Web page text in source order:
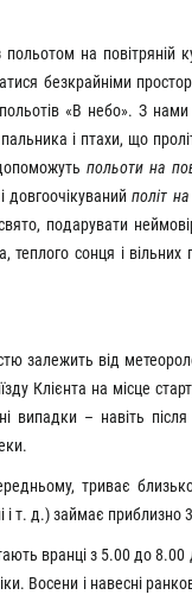
на повітряній
безкрайніми
«В небо». З нами
і птахи, що
польоти на
довгоочікуванийполіт
подарувати
теплого сонця і
залежить від
Клієнта на місце
випадки – навіть
триває
і т. д.) займає приблизно
вранці з 5.00 до
Восени і навесні